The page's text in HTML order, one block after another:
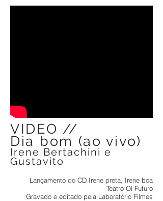
VIDEO //
Dia bom (ao vivo)
Irene Bertachini e
Gustavito
Lançamento do CD Irene preta, Irene boa
Teatro Oi Futuro
Gravado e editado pela Laboratório Filmes